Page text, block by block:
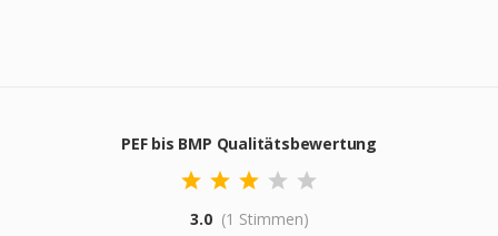
PEF bis BMP Qualitätsbewertung
3.0 (1 Stimmen)